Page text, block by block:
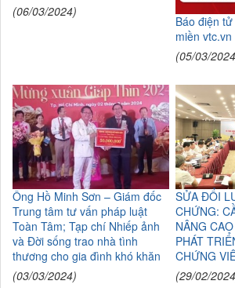
(06/03/2024)
Báo điện
miền
(05/03/
Ông Hồ Minh Sơn – Giám đốc
Trung tâm tư vấn pháp luật
Toàn Tâm; Tạp chí Nhiếp ảnh
và Đời sống trao nhà tình
thương cho gia đình khó khăn
(03/03/2024)
SỬA ĐỔI
CHỨNG:
NÂNG
PHÁT
CHỨNG
(29/02/